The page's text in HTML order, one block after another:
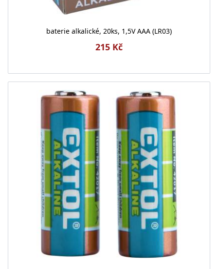
baterie alkalické, 20ks, 1,5V AAA (LR03)
215 Kč